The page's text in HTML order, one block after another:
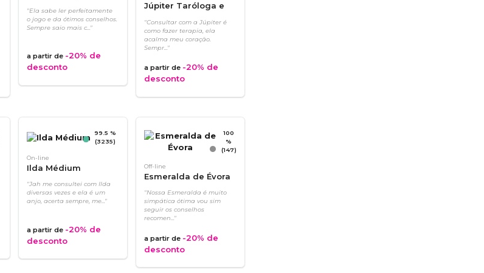
"Ela sabe ler perfeitamente
o jogo e da ótimos conselhos.
Sempre saio mais c..."
a partir de -20% de
desconto
Júpiter Taróloga e
"Consultar com a Júpiter é
como fazer terapia, ela
acalma meu coração.
Sempr..."
a partir de -20% de
desconto
99.5 %
(3235)
On-line
Ilda Médium
"Jah me consultei com Ilda
diversas vezes e ela é um
anjo, acerta sempre, me..."
a partir de -20% de
desconto
100
%
(147)
Off-line
Esmeralda de Évora
"Nossa Esmeralda é muito
simpática ótima vou sim
seguir os conselhos
recomen..."
a partir de -20% de
desconto